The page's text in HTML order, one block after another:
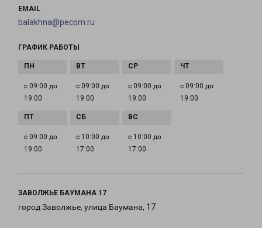
EMAIL
balakhna@pecom.ru
ГРАФИК РАБОТЫ
с 09:00 до
19:00
с 09:00 до
19:00
с 09:00 до
19:00
с 09:00 до
19:00
с 09:00 до
19:00
с 10:00 до
17:00
с 10:00 до
17:00
ЗАВОЛЖЬЕ БАУМАНА 17
город Заволжье, улица Баумана, 17